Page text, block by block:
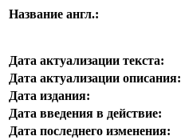
Название англ.:
Дата актуализации текста:
Дата актуализации описания:
Дата издания:
Дата введения в действие:
Дата последнего изменения: